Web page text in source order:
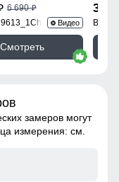
6 690p
9613_1Ch Видео
Смотреть
3
замеров могут
измерения: см.